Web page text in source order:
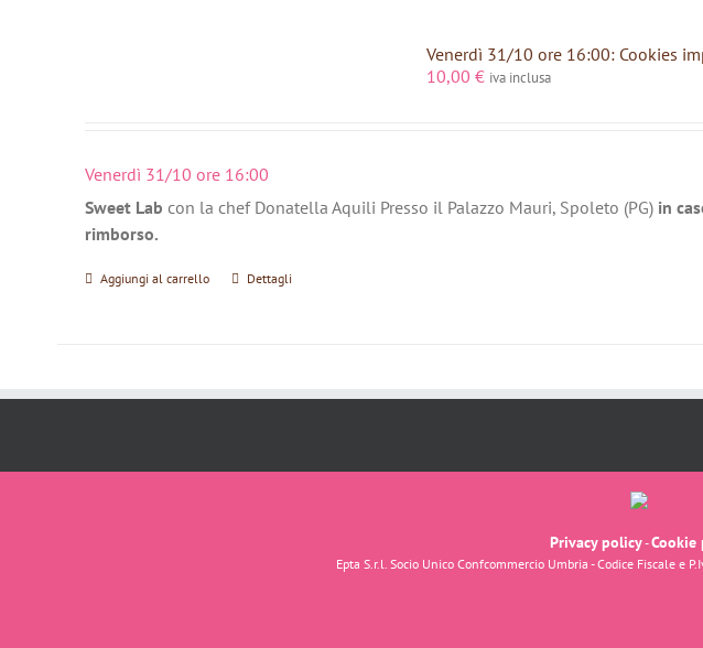
Venerdì 31/10 ore 16:00: Cookies
10,00 € iva inclusa
Venerdì 31/10 ore 16:00
Sweet Lab con la chef Donatella Aquili Presso il Palazzo Mauri, Spoleto (PG) in
rimborso.
Aggiungi al carrello Dettagli
Privacy policy-Cookie
Epta S.r.l. Socio Unico Confcommercio Umbria - Codice Fiscale